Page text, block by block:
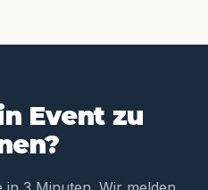
Event zu